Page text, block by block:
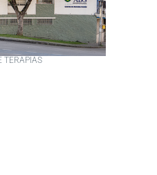
TERAPIAS